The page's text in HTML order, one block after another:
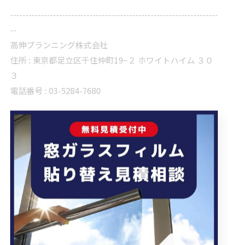
--------------------------------------------------------------------
--
高伸プランニング株式会社
住所 : 東京都足立区千住仲町19−２ ホワイトハイム ３０
３
電話番号 : 03-5284-7680
東京の暑さ対策は窓から。ガラスの種類に合わせた遮熱
フィルムをご提案します。
東京で新しい製品へと貼り替え
--------------------------------------------------------------------
--